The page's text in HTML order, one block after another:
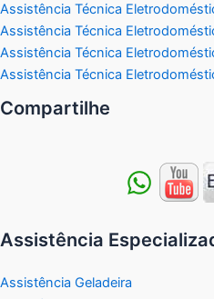
Assistência Técnica
Assistência Técnica
Assistência Técnica
Assistência Técnica
Compartilhe
Assistência
Assistência Geladeira